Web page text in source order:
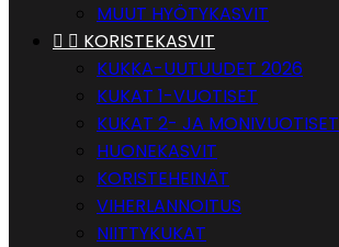
MUUT HYÖTYKASVIT
  KORISTEKASVIT
KUKKA-UUTUUDET 2026
KUKAT 1-VUOTISET
KUKAT 2- JA MONIVUOTISET
HUONEKASVIT
KORISTEHEINÄT
VIHERLANNOITUS
NIITTYKUKAT